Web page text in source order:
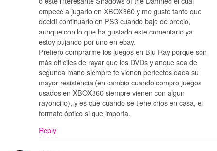
empecé a jugarlo en XBOX360 y me gustó tanto que
decidí continuarlo en PS3 cuando baje de precio,
aunque con lo que ha gustado este comentario ya
estoy pujando por uno en ebay.
Prefiero comprarme los juegos en Blu-Ray porque son
más difíciles de rayar que los DVDs y anque sea de
segunda mano siempre te vienen perfectos dada su
mayor resistencia (en cambio cuando compro juegos
usados en XBOX360 siempre vienen con algun
rayoncillo), y es que cuando se tiene crios en casa, el
formato óptico si que importa.
Reply